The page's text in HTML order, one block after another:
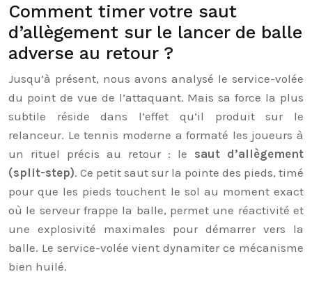
Comment timer votre saut
d’allègement sur le lancer de balle
adverse au retour ?
Jusqu’à présent, nous avons analysé le service-volée
du point de vue de l’attaquant. Mais sa force la plus
subtile réside dans l’effet qu’il produit sur le
relanceur. Le tennis moderne a formaté les joueurs à
un rituel précis au retour : le saut d’allègement
(split-step). Ce petit saut sur la pointe des pieds, timé
pour que les pieds touchent le sol au moment exact
où le serveur frappe la balle, permet une réactivité et
une explosivité maximales pour démarrer vers la
balle. Le service-volée vient dynamiter ce mécanisme
bien huilé.